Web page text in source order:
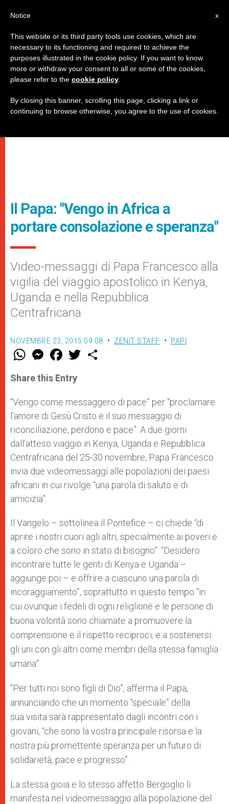
Il Papa: "Vengo in Africa a
portare consolazione e speranza"
Video-messaggi di Papa Francesco alla
vigilia del viaggio apostolico in Kenya,
Uganda e nella Repubblica
Centrafricana
NOVEMBRE 23, 2015 09:08 ZENIT STAFF PAPI
W
t
s
p
p
M
e
s
e
g
e
r
F
a
e
b
o
k
w
r
Share this Entry
“Vengo come messaggero di pace” per “proclamare
l’amore di Gesù Cristo e il suo messaggio di
riconciliazione, perdono e pace”. A due giorni
dall’atteso viaggio in Kenya, Uganda e Repubblica
Centrafricana del 25-30 novembre, Papa Francesco
invia due videomessaggi alle popolazioni dei paesi
africani in cui rivolge “una parola di saluto e di
amicizia”.
Il Vangelo – sottolinea il Pontefice – ci chiede “di
aprire i nostri cuori agli altri, specialmente ai poveri e
a coloro che sono in stato di bisogno”. “Desidero
incontrare tutte le genti di Kenya e Uganda –
aggiunge poi – e offrire a ciascuno una parola di
incoraggiamento”, soprattutto in questo tempo “in
cui ovunque i fedeli di ogni religlione e le persone di
buona volontà sono chiamate a promuovere la
comprensione e il rispetto reciproci, e a sostenersi
gli uni con gli altri come membri della stessa famiglia
umana”.
“Per tutti noi sono figli di Dio”, afferma il Papa,
annunciando che un momento “speciale” della
sua visita sarà rappresentato dagli incontri con i
giovani, “che sono la vostra principale risorsa e la
nostra più promettente speranza per un futuro di
solidarietà, pace e progresso”.
La stessa gioia e lo stesso affetto Bergoglio li
manifesta nel videomessaggio alla popolazione del
x
Notice
This website or its third party tools use cookies, which are
necessary to its functioning and required to achieve the
purposes illustrated in the cookie policy. If you want to know
more or withdraw your consent to all or some of the cookies,
please refer to the cookie policy
By closing this banner, scrolling this page, clicking a link or
continuing to browse otherwise, you agree to the use of cookies.